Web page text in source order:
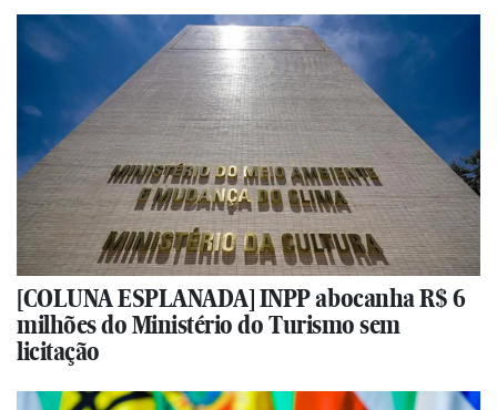
[COLUNA ESPLANADA] INPP abocanha R$ 6
milhões do Ministério do Turismo sem
licitação